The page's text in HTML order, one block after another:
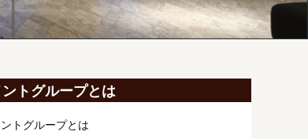
トグループとは
トグループとは